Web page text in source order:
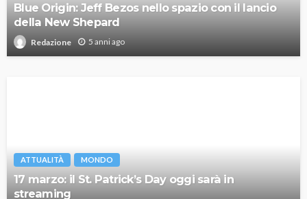
Blue Origin: Jeff Bezos nello spazio con il lancio
della New Shepard
Redazione 5 anni ago
ATTUALITÀ MONDO
17 marzo: il St. Patrick’s Day oggi sarà in
streaming